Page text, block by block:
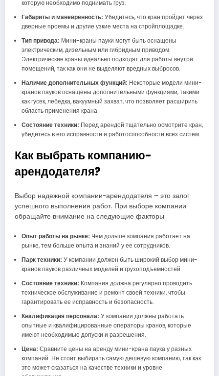
которую необходимо поднимать груз.
Габариты и маневренность: Убедитесь, что кран пройдет через
дверные проемы и другие узкие места на стройплощадке.
Тип привода: Мини-краны пауки могут быть оснащены
электрическим, дизельным или гибридным приводом.
Электрические краны идеально подходят для работы внутри
помещений, так как они не выделяют вредных выбросов.
Наличие дополнительных функций: Некоторые модели мини-
кранов пауков оснащены дополнительными функциями, такими
как гусек, лебедка, вакуумный захват, что позволяет расширить
область применения крана.
Состояние техники: Перед арендой тщательно осмотрите кран,
убедитесь в его исправности и работоспособности всех систем.
Как выбрать компанию-
арендодателя?
Выбор надежной компании-арендодателя – это залог
успешного выполнения работ. При выборе компании
обращайте внимание на следующие факторы:
Опыт работы на рынке: Чем дольше компания работает на
рынке, тем больше опыта и знаний у ее сотрудников.
Парк техники: У компании должен быть широкий выбор мини-
кранов пауков различных моделей и грузоподъемностей.
Состояние техники: Компания должна регулярно проводить
техническое обслуживание и ремонт своей техники, чтобы
гарантировать ее исправность и безопасность.
Квалификация персонала: У компании должны работать
опытные и квалифицированные операторы кранов, которые
имеют необходимые допуски и разрешения.
Цена: Сравните цены на аренду мини-крана паука у разных
компаний. Не стоит выбирать самую дешевую компанию, так как
это может сказаться на качестве техники и уровне